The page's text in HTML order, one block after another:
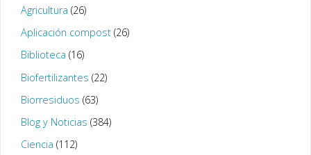
Agricultura (26)
Aplicación compost(26)
Biblioteca (16)
Biofertilizantes (22)
Biorresiduos (63)
Blog y Noticias (384)
Ciencia (112)